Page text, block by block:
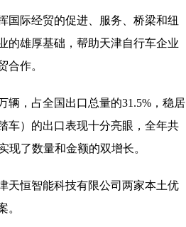
国际经贸的促进、服务、桥梁和纽
的雄厚基础，帮助天津自行车企业
合作。
辆，占全国出口总量的31.5%，稳居
车）的出口表现十分亮眼，全年共
现了数量和金额的双增长。
天恒智能科技有限公司两家本土优
。